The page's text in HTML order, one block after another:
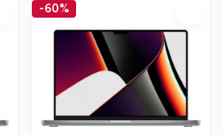
-60%